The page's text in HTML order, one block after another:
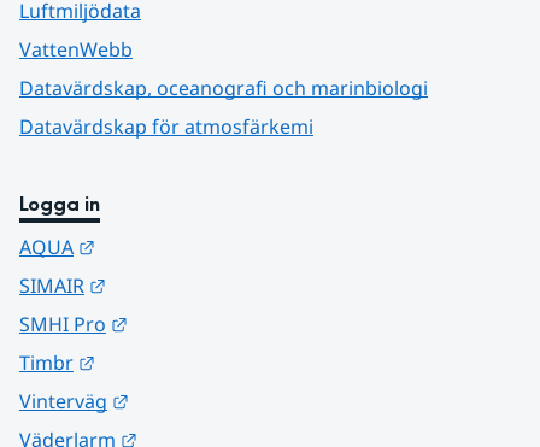
Luftmiljödata
VattenWebb
Datavärdskap, oceanografi och marinbiologi
Datavärdskap för atmosfärkemi
Logga in
AQUA
SIMAIR
SMHI Pro
Timbr
Vinterväg
Väderlarm